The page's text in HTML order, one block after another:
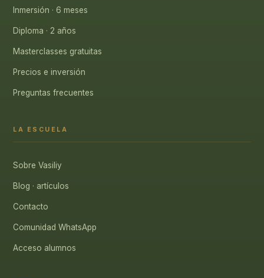
Inmersión · 6 meses
Diploma · 2 años
Masterclasses gratuitas
Precios e inversión
Preguntas frecuentes
LA ESCUELA
Sobre Vasiliy
Blog · artículos
Contacto
Comunidad WhatsApp
Acceso alumnos